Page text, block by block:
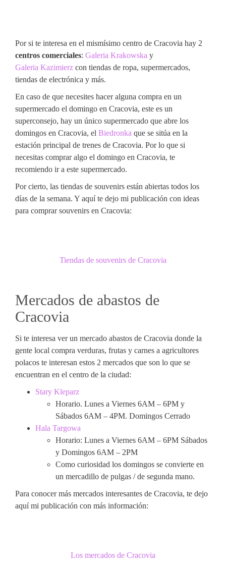
Por si te interesa en el mismísimo centro de Cracovia hay 2
centros comerciales: Galeria Krakowska y
Galeria Kazimierz con tiendas de ropa, supermercados,
tiendas de electrónica y más.
En caso de que necesites hacer alguna compra en un
supermercado el domingo en Cracovia, este es un
superconsejo, hay un único supermercado que abre los
domingos en Cracovia, el Biedronka que se sitúa en la
estación principal de trenes de Cracovia. Por lo que si
necesitas comprar algo el domingo en Cracovia, te
recomiendo ir a este supermercado.
Por cierto, las tiendas de souvenirs están abiertas todos los
días de la semana. Y aquí te dejo mi publicación con ideas
para comprar souvenirs en Cracovia:
Tiendas de souvenirs de Cracovia
Mercados de abastos de
Cracovia
Si te interesa ver un mercado abastos de Cracovia donde la
gente local compra verduras, frutas y carnes a agricultores
polacos te interesan estos 2 mercados que son lo que se
encuentran en el centro de la ciudad:
Stary Kleparz
Horario. Lunes a Viernes 6AM – 6PM y
Sábados 6AM – 4PM. Domingos Cerrado
Hala Targowa
Horario: Lunes a Viernes 6AM – 6PM Sábados
y Domingos 6AM – 2PM
Como curiosidad los domingos se convierte en
un mercadillo de pulgas / de segunda mano.
Para conocer más mercados interesantes de Cracovia, te dejo
aquí mi publicación con más información:
Los mercados de Cracovia